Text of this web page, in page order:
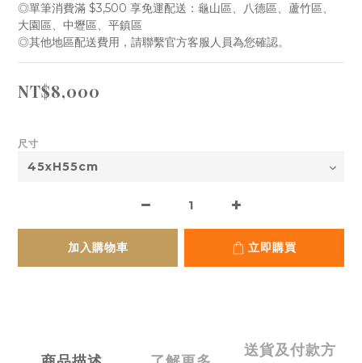
◎單筆消費滿 $3,500 享免運配送：龜山區、八德區、蘆竹區、
大園區、中壢區、平鎮區
◎其他地區配送費用，請聯繫官方客服人員為您確認。
NT$8,000
尺寸
加入購物車 立即購買
送貨及付款方